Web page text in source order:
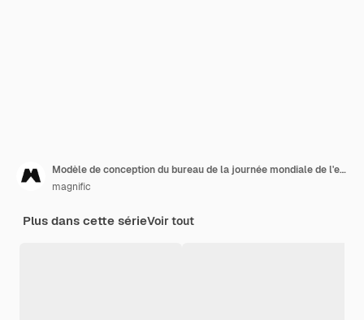
Modèle de conception du bureau de la journée mondiale de l'enfance
magnific
Plus dans cette sérieVoir tout